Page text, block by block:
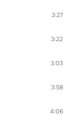
3:27
3:22
3:03
3:58
4:06